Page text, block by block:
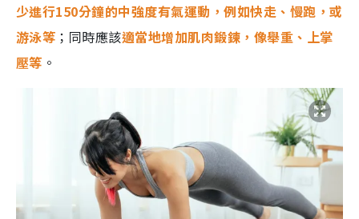
少進行150分鐘的中強度有氣運動，例如快走、慢跑，或
游泳等 ；同時應該適當地增加肌肉鍛鍊，像舉重、上掌
壓等 。